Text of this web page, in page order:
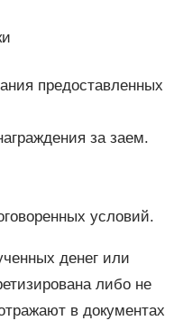
предоставленных
за заем.
условий.
денег или
либо не
в документах